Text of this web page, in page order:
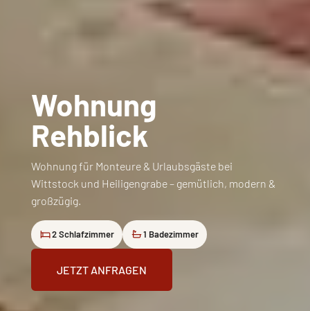
Wohnung
Rehblick
Wohnung für Monteure & Urlaubsgäste bei
Wittstock und Heiligengrabe – gemütlich, modern &
großzügig.
2 Schlafzimmer 1 Badezimmer
JETZT ANFRAGEN